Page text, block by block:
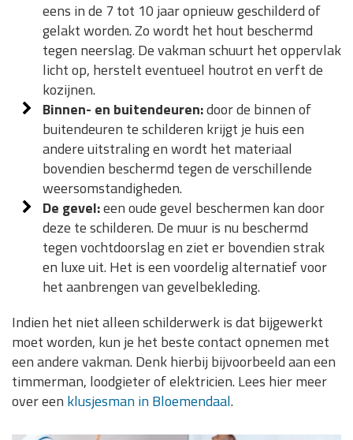
eens in de 7 tot 10 jaar opnieuw geschilderd of
gelakt worden. Zo wordt het hout beschermd
tegen neerslag. De vakman schuurt het oppervlak
licht op, herstelt eventueel houtrot en verft de
kozijnen.
Binnen- en buitendeuren:door de binnen of
buitendeuren te schilderen krijgt je huis een
andere uitstraling en wordt het materiaal
bovendien beschermd tegen de verschillende
weersomstandigheden.
De gevel:een oude gevel beschermen kan door
deze te schilderen. De muur is nu beschermd
tegen vochtdoorslag en ziet er bovendien strak
en luxe uit. Het is een voordelig alternatief voor
het aanbrengen van gevelbekleding.
Indien het niet alleen schilderwerk is dat bijgewerkt
moet worden, kun je het beste contact opnemen met
een andere vakman. Denk hierbij bijvoorbeeld aan een
timmerman, loodgieter of elektricien. Lees hier meer
over een klusjesman in Bloemendaal.